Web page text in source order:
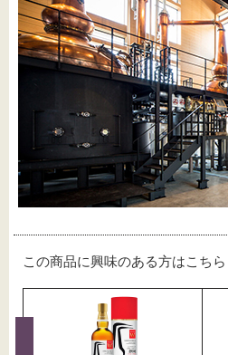
この商品に興味のある方はこち